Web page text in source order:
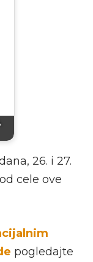
26. i 27.
cele ove
pogledajte